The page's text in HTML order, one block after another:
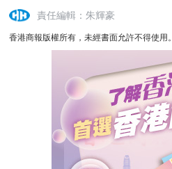
責任編輯：朱輝豪
香港商報版權所有，未經書面允許不得使用。